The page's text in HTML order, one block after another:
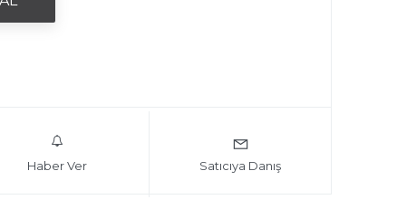
Haber Ver Satıcıya Danış